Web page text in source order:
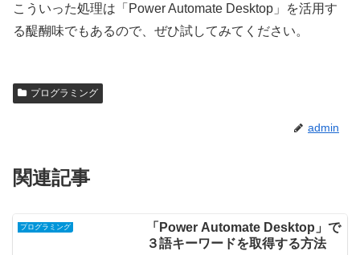
こういった処理は「Power Automate Desktop」を活用す
る醍醐味でもあるので、ぜひ試してみてください。
プログラミング
admin
関連記事
プログラミング
「Power Automate Desktop」で
３語キーワードを取得する方法